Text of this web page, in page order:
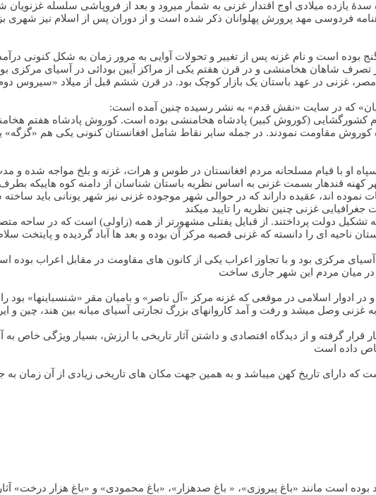
فردوسی مهد پرورش پهلوانان ذکر شده است و از دوران پس از اسلام نیز شهری
بوده است و نام غزنه پس از تغییر و تحولات آوایی به مرور زمان به شکل کنونی
تصرف شاهان هخامنشی و در قرن هفتم یکی از مراکز آیین بودائی در آسیای مرکزی
مصر، غزنی در عهد باستان یک بازار کوچک بود. در قرن ششم قبل از میلاد «سیروس
که در سایت «نقش قدم» به نشر رسیده چنین آمده است
مقاومت نمودند. در جمله سایر نقاط شامل افغانستان کنونی یکی هم «گزگه»
قندهار بسمت غزنی به اساس نظریه باستان شناسان از دامنه کوه هاییکه بطرف
غزنی چنین نظریه را تایید میکند
در تخارستان به تشکیل دولت پرداختند. از قبایل یفتلی مشهورتر از همه (زاولی) است که در
سیستان در 304 هجری قمری زابلستان ناحیه ای را دانسته که غزنی قصبه مرکز آن بوده و بعد ها آباد
آسیای مرکزی بود و با تجاوز اعراب یکی از کانون های مقاومت در مقابل اعراب
در میان مردم این شهر جاری ساخت
در ادوار اسلامی در موقعی که غزنه مرکز «آل ناصر» و بامیان مقر «شنسباینها»
غزنی وصل میشد و رفت و آمد کاروانهای بزرگ تجارتی آسیای میانه بین هند، چین
گرفته و از دیدگاه اقتصادی و داشتن آثار تاریخی با ارزش، بسیار ویژگی
داده است
که دارای تاریخ کهن میباشد و به همین جهت مکان های تاریخی زیادی از آن زمان به
است مانند «باغ پیروزی»، « باغ صدهزار»، «باغ محمودی» و «باغ هزار درخت»